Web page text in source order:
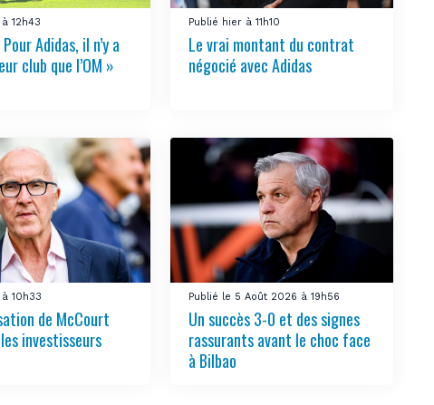
12h43
Adidas, il n’y a
club que l’OM »
Publié hier à 11h10
Le vrai montant du contrat
négocié avec Adidas
10h33
de McCourt
investisseurs
Publié le 5 Août 2026 à 19h56
Un succès 3-0 et des signes
rassurants avant le choc face
à Bilbao